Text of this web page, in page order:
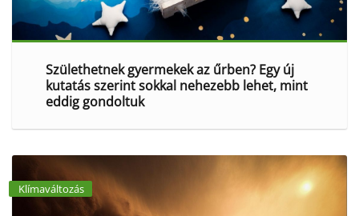
Születhetnek gyermekek az űrben? Egy új
kutatás szerint sokkal nehezebb lehet, mint
eddig gondoltuk
Klímaváltozás